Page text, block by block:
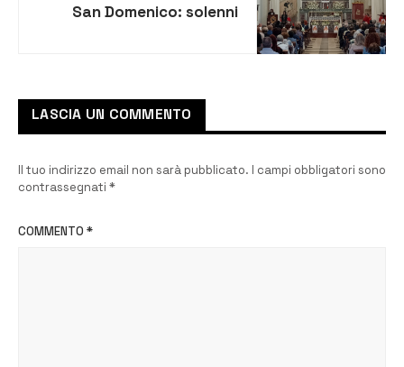
San Domenico: solenni
LASCIA UN COMMENTO
Il tuo indirizzo email non sarà pubblicato. I campi obbligatori sono
contrassegnati *
COMMENTO *